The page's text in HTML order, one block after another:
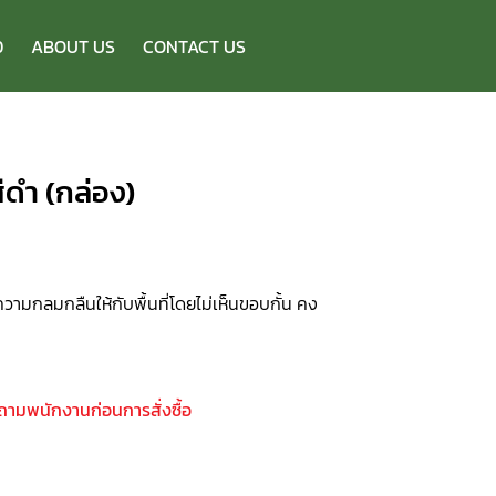
ABOUT US CONTACT US
ำ (กล่อง)
มกลมกลืนให้กับพื้นที่โดยไม่เห็นขอบกั้น คง
ามพนักงานก่อนการสั่งซื้อ